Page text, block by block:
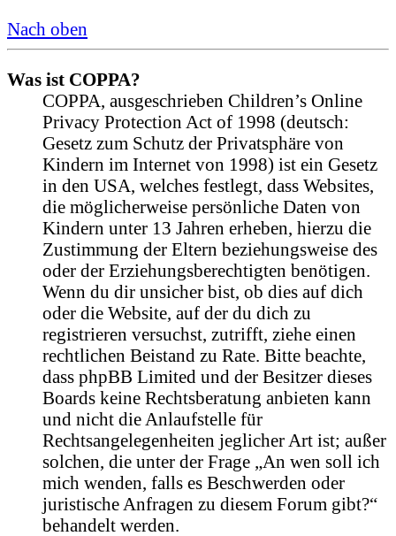
Nach oben
Was ist COPPA?
COPPA, ausgeschrieben Children’s Online
Privacy Protection Act of 1998 (deutsch:
Gesetz zum Schutz der Privatsphäre von
Kindern im Internet von 1998) ist ein Gesetz
in den USA, welches festlegt, dass Websites,
die möglicherweise persönliche Daten von
Kindern unter 13 Jahren erheben, hierzu die
Zustimmung der Eltern beziehungsweise des
oder der Erziehungsberechtigten benötigen.
Wenn du dir unsicher bist, ob dies auf dich
oder die Website, auf der du dich zu
registrieren versuchst, zutrifft, ziehe einen
rechtlichen Beistand zu Rate. Bitte beachte,
dass phpBB Limited und der Besitzer dieses
Boards keine Rechtsberatung anbieten kann
und nicht die Anlaufstelle für
Rechtsangelegenheiten jeglicher Art ist; außer
solchen, die unter der Frage „An wen soll ich
mich wenden, falls es Beschwerden oder
juristische Anfragen zu diesem Forum gibt?“
behandelt werden.